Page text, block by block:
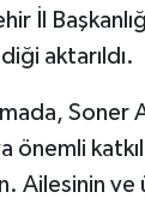
İl
aktarıldı.
Soner
önemli
Ailesinin ve